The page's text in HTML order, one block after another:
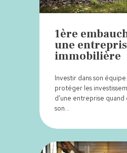
1ère
une
immobilière
Investir dans son
protéger les
d’une entreprise
son…